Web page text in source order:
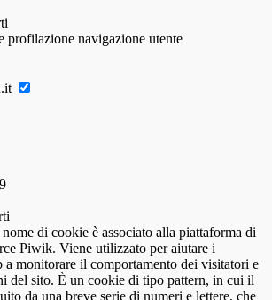
profilazione navigazione utente
di cookie è associato alla piattaforma di
Piwik. Viene utilizzato per aiutare i
monitorare il comportamento dei visitatori e
del sito. È un cookie di tipo pattern, in cui il
da una breve serie di numeri e lettere, che